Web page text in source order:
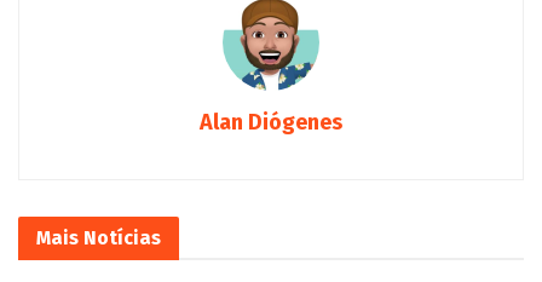
Alan Diógenes
Mais Notícias